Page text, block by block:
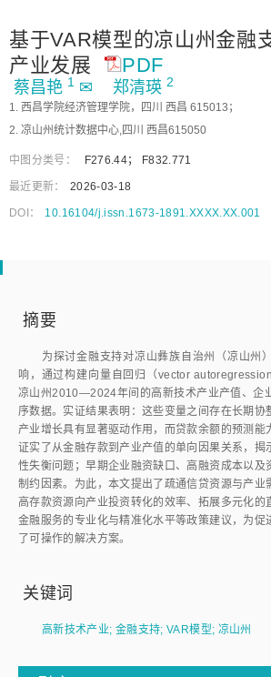
基于VAR模型的凉山州金融
产业发展
PDF
蔡昌艳 1 ✉ 郑清瑛 2
1. 西昌学院经济管理学院，四川 西昌 615013；
2. 凉山州统计数据中心,四川 西昌615050
中图分类号： F276.44； F832.771
最近更新： 2026-03-18
DOI： 10.16104/j.issn.1673-1891.XXXX.XX.001
摘要
为探讨金融支持对凉山彝族自治州（凉山州
响，通过构建向量自回归（vector
凉山州2010—2024年间的高新技术产业产值、企
序数据。实证结果表明：这些变量之间存在长期协
产业增长具有显著驱动作用，而贷款余额的预测能
证实了从金融存款到产业产值的单向因果关系，揭
性失衡问题；早期企业融资缺口、高融资成本以及
制约因素。为此，本文提出了疏通信贷资源与产业
高存款资源向产业投资转化的效率、拓展多元化的
金融服务的专业化与精准化水平等政策建议，为促
了可操作的解决方案。
关键词
高新技术产业; 金融支持;VAR模型; 凉山州